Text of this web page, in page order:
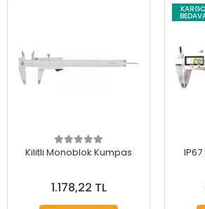
Kilitli Monoblok Kumpas
1.178,22 TL
KARGO